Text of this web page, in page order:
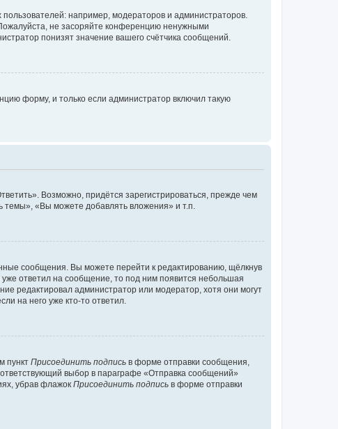
например, модераторов и администраторов.
не засоряйте конференцию ненужными
понизят значение вашего счётчика сообщений.
форму, и только если администратор включил такую
Возможно, придётся зарегистрироваться, прежде чем
«Вы можете добавлять вложения» и т.п.
сообщения. Вы можете перейти к редактированию, щёлкнув
уже ответил на сообщение, то под ним появится небольшая
редактировал администратор или модератор, хотя они могут
на него уже кто-то ответил.
пункт Присоединить подпись в форме отправки сообщения,
выбор в параграфе «Отправка сообщений»
убрав флажок Присоединить подпись в форме отправки